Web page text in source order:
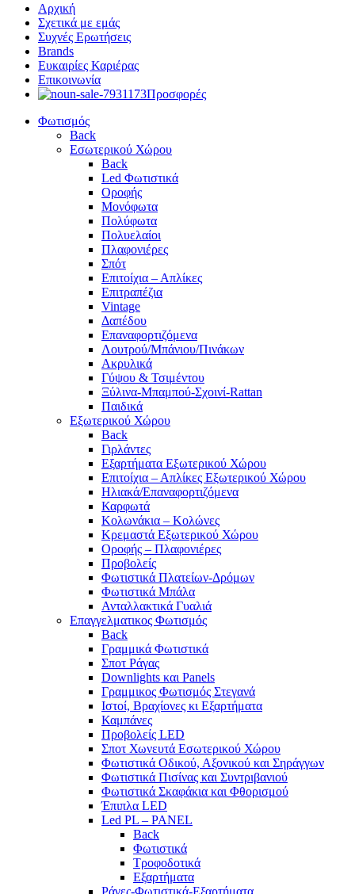
Αρχική
Σχετικά με εμάς
Συχνές Ερωτήσεις
Brands
Ευκαιρίες Καριέρας
Επικοινωνία
Προσφορές
Φωτισμός
Back
Εσωτερικού Χώρου
Back
Led Φωτιστικά
Οροφής
Μονόφωτα
Πολύφωτα
Πολυελαίοι
Πλαφονιέρες
Σπότ
Επιτοίχια – Απλίκες
Επιτραπέζια
Vintage
Δαπέδου
Επαναφορτιζόμενα
Λουτρού/Μπάνιου/Πινάκων
Ακρυλικά
Γύψου & Τσιμέντου
Ξύλινα-Μπαμπού-Σχοινί-Rattan
Παιδικά
Εξωτερικού Χώρου
Back
Γιρλάντες
Εξαρτήματα Εξωτερικού Χώρου
Επιτοίχια – Απλίκες Εξωτερικού Χώρου
Ηλιακά/Επαναφορτιζόμενα
Καρφωτά
Κολωνάκια – Κολώνες
Κρεμαστά Εξωτερικού Χώρου
Οροφής – Πλαφονιέρες
Προβολείς
Φωτιστικά Πλατείων-Δρόμων
Φωτιστικά Μπάλα
Ανταλλακτικά Γυαλιά
Επαγγελματικος Φωτισμός
Back
Γραμμικά Φωτιστικά
Σποτ Ράγας
Downlights και Panels
Γραμμικος Φωτισμός Στεγανά
Ιστοί, Βραχίονες κι Εξαρτήματα
Καμπάνες
Προβολείς LED
Σποτ Χωνευτά Εσωτερικού Χώρου
Φωτιστικά Οδικού, Αξονικού και Σηράγγων
Φωτιστικά Πισίνας και Συντριβανιού
Φωτιστικά Σκαφάκια και Φθορισμού
Έπιπλα LED
Led PL – PANEL
Back
Φωτιστικά
Τροφοδοτικά
Εξαρτήματα
Ράγες-Φωτιστικά-Εξαρτήματα